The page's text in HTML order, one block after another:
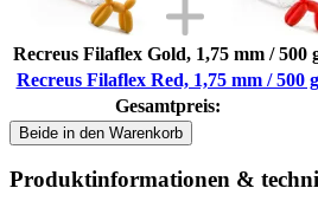
Recreus Filaflex Gold, 1,75 mm / 500
Recreus Filaflex Red, 1,75 mm / 500 g
Gesamtpreis:
Beide in den Warenkorb
Produktinformationen &